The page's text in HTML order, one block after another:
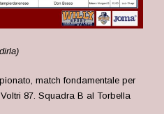
match fondamentale per
87. Squadra B al Torbella